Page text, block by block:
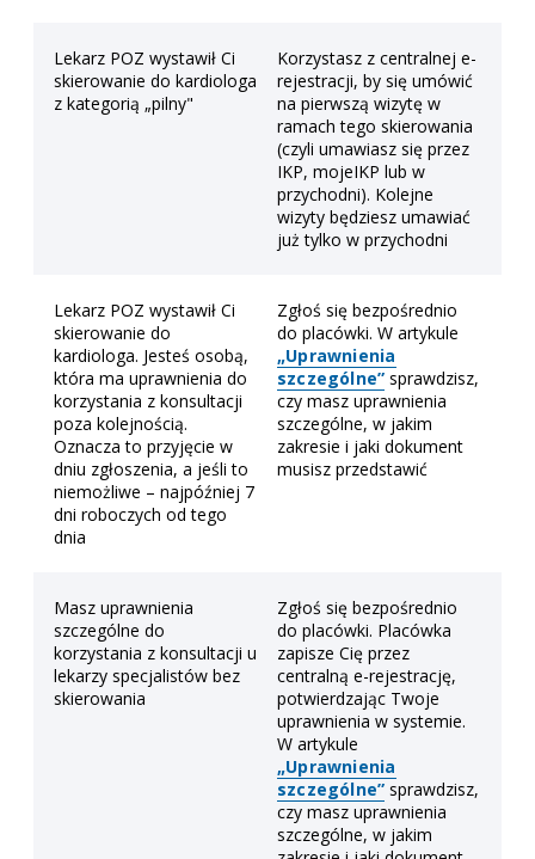
Lekarz POZ wystawił Ci
skierowanie do kardiologa
z kategorią „pilny"
Korzystasz z centralnej e-
rejestracji, by się umówić
na pierwszą wizytę w
ramach tego skierowania
(czyli umawiasz się przez
IKP, mojeIKP lub w
przychodni). Kolejne
wizyty będziesz umawiać
już tylko w przychodni
Lekarz POZ wystawił Ci
skierowanie do
kardiologa. Jesteś osobą,
która ma uprawnienia do
korzystania z konsultacji
poza kolejnością.
Oznacza to przyjęcie w
dniu zgłoszenia, a jeśli to
niemożliwe – najpóźniej 7
dni roboczych od tego
dnia
Zgłoś się bezpośrednio
do placówki. W artykule
„Uprawnienia
szczególne” sprawdzisz,
czy masz uprawnienia
szczególne, w jakim
zakresie i jaki dokument
musisz przedstawić
Masz uprawnienia
szczególne do
korzystania z konsultacji u
lekarzy specjalistów bez
skierowania
Zgłoś się bezpośrednio
do placówki. Placówka
zapisze Cię przez
centralną e-rejestrację,
potwierdzając Twoje
uprawnienia w systemie.
W artykule
„Uprawnienia
szczególne” sprawdzisz,
czy masz uprawnienia
szczególne, w jakim
Możesz wygodnie odwołać wizytę online lub zmienić
jej termin.
Dostałam/dostałem
przypomnienie o
wizycie przez SMS
podany numer
Mogę wejść w wizytę na IKP
w „E-rejestracja” >
„Zaplanowane wizyty i ją
anulować
Mogę zadzwonić do
przychodni